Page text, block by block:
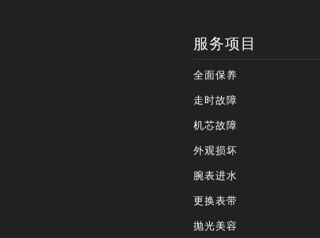
服务项目
全面保养
走时故障
机芯故障
外观损坏
腕表进水
更换表带
抛光美容